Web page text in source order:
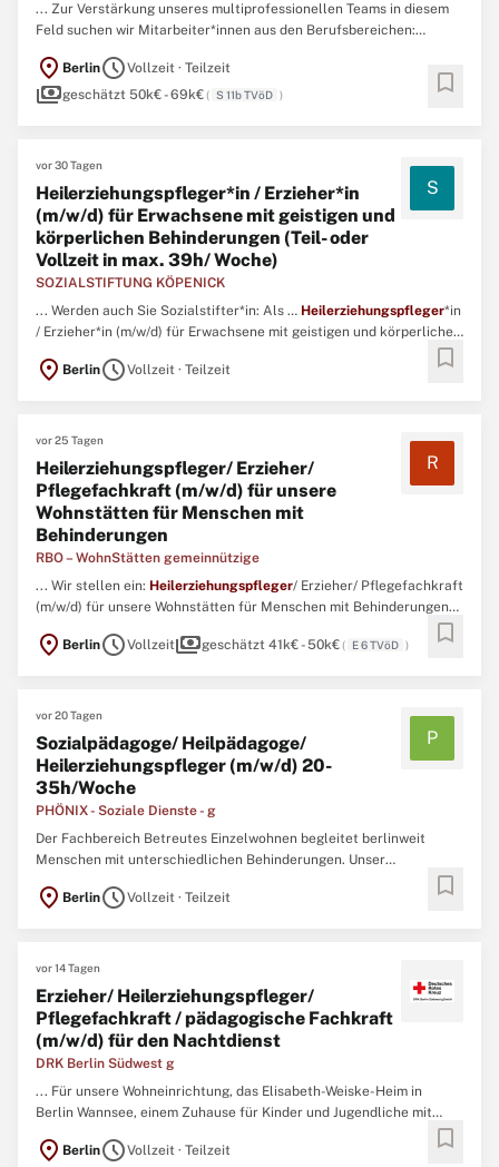
... Zur Verstärkung unseres multiprofessionellen Teams in diesem
Feld suchen wir Mitarbeiter*innen aus den Berufsbereichen:
HeilerziehungspflegeDie Stellenanteile, der zu besetzenden
Stellen, variieren zwischen 75% und 100% der Regelarbeitszeit ...
location_on BerlinscheduleVollzeit · Teilzeit
paymentsgeschätzt 50k€ - 69k€( S 11b TVöD ) bookmark
vor 30 Tagen
Heilerziehungspfleger*in / Erzieher*in
(m/w/d) für Erwachsene mit geistigen und
körperlichen Behinderungen (Teil- oder
Vollzeit in max. 39h/ Woche)
SOZIALSTIFTUNG KÖPENICK
S
... Werden auch Sie Sozialstifter*in: Als … Heilerziehungspfleger*in
/ Erzieher*in (m/w/d) für Erwachsene mit geistigen und körperlichen
Behinderungen ... ermöglichen Sie unseren Bewohner*innen der
besonderen Wohnformen des Haus Mentzelstraße in Köpenick
location_on BerlinscheduleVollzeit · Teilzeit bookmark
vor 25 Tagen
Heilerziehungspfleger/ Erzieher/
Pflegefachkraft (m/w/d) für unsere
Wohnstätten für Menschen mit
Behinderungen
RBO – WohnStätten gemeinnützige
R
... Wir stellen ein: Heilerziehungspfleger/ Erzieher/ Pflegefachkraft
(m/w/d) für unsere Wohnstätten für Menschen mit Behinderungen
Wochenstunden Zu besetzen ab: sofort, nach Vereinbarung
location_on BerlinscheduleVollzeitpaymentsgeschätzt 41k€ - 50k€( E 6 TVöD ) bookmark
vor 20 Tagen
Sozialpädagoge/ Heilpädagoge/
Heilerziehungspfleger (m/w/d) 20-
35h/Woche
PHÖNIX - Soziale Dienste - g
P
Der Fachbereich Betreutes Einzelwohnen begleitet berlinweit
Menschen mit unterschiedlichen Behinderungen. Unser
multiprofessionelles Team steht mit mehr als 25 Mitarbeitenden
unseren Assistenznehmer:innen in allen lebenspraktischen Fragen
location_on BerlinscheduleVollzeit · Teilzeit bookmark
vor 14 Tagen
Erzieher/ Heilerziehungspfleger/
Pflegefachkraft / pädagogische Fachkraft
(m/w/d) für den Nachtdienst
DRK Berlin Südwest g
... Für unsere Wohneinrichtung, das Elisabeth-Weiske-Heim in
Berlin Wannsee, einem Zuhause für Kinder und Jugendliche mit
Erzieher/Heilerziehungspfleger
location_on BerlinscheduleVollzeit · Teilzeit bookmark